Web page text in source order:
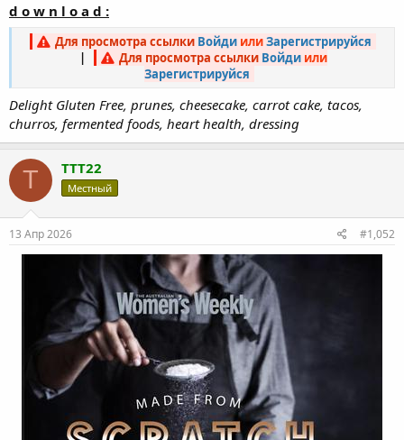
d o w n l o a d :
Для просмотра ссылки Войди илиЗарегистрируйся
|
Для просмотра ссылки Войди или
Зарегистрируйся
Delight Gluten Free, prunes, cheesecake, carrot cake, tacos,
churros, fermented foods, heart health, dressing
T TTT22
Местный
13 Апр 2026 #1,052